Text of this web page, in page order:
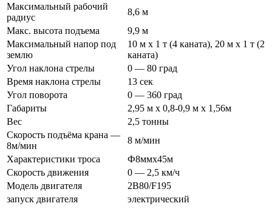
Максимальный рабочий
радиус
8,6 м
Макс. высота подъема
9,9 м
Максимальный напор под
землю
10 м х 1 т (4 каната), 20 м х 1 т (2
каната)
Угол наклона стрелы
0 — 80 град
Время наклона стрелы
13 сек
Угол поворота
0 — 360 град
Габариты
2,95 м х 0,8-0,9 м х 1,56м
Вес
2,5 тонны
Скорость подъёма крана —
8м/мин
8 м/мин
Характеристики троса
Ф8ммх45м
Скорость движения
0 — 2,5 км/ч
Модель двигателя
2В80/F195
запуск двигателя
электрический